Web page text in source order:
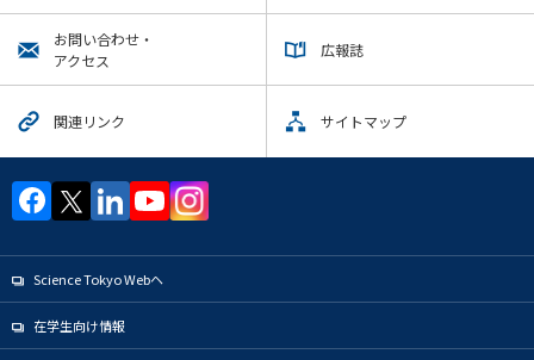
お問い合わせ・
アクセス
広報誌
関連リンク サイトマップ
Science Tokyo Webヘ
在学生向け情報